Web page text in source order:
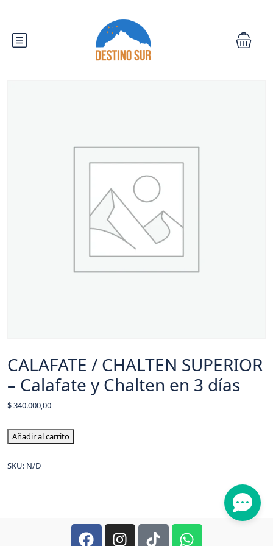
CALAFATE / CHALTEN SUPERIOR
– Calafate y Chalten en 3 días
$340.000,00
Añadir al carrito
SKU: N/D